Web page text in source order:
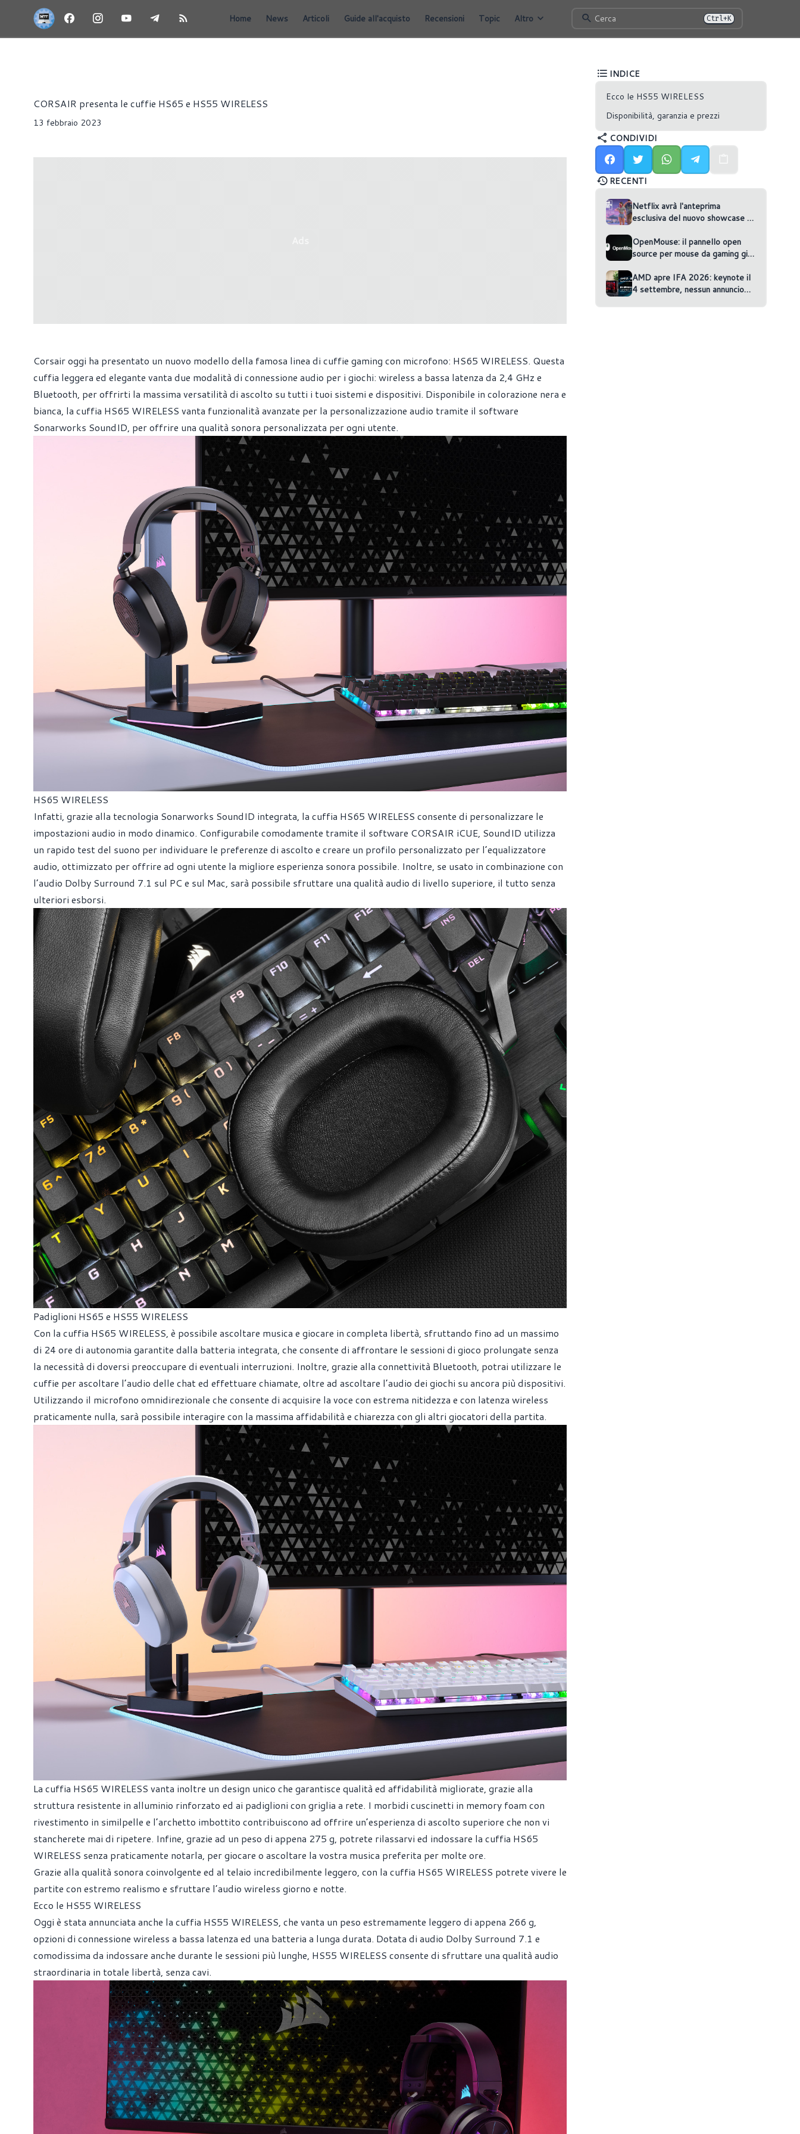
Home News Articoli Guide all'acquisto Recensioni Topic Altro Cerca Ctrl+K
CORSAIR presenta le cuffie HS65 e HS55 WIRELESS
13 febbraio 2023
Corsair oggi ha presentato un nuovo modello della famosa linea di cuffie gaming con microfono: HS65 WIRELESS. Questa
cuffia leggera ed elegante vanta due modalità di connessione audio per i giochi: wireless a bassa latenza da 2,4 GHz e
Bluetooth, per offrirti la massima versatilità di ascolto su tutti i tuoi sistemi e dispositivi. Disponibile in colorazione nera e
bianca, la cuffia HS65 WIRELESS vanta funzionalità avanzate per la personalizzazione audio tramite il software
Sonarworks SoundID, per offrire una qualità sonora personalizzata per ogni utente.
HS65 WIRELESS
Infatti, grazie alla tecnologia Sonarworks SoundID integrata, la cuffia HS65 WIRELESS consente di personalizzare le
impostazioni audio in modo dinamico. Configurabile comodamente tramite il software CORSAIR iCUE, SoundID utilizza
un rapido test del suono per individuare le preferenze di ascolto e creare un profilo personalizzato per l’equalizzatore
audio, ottimizzato per offrire ad ogni utente la migliore esperienza sonora possibile. Inoltre, se usato in combinazione con
l’audio Dolby Surround 7.1 sul PC e sul Mac, sarà possibile sfruttare una qualità audio di livello superiore, il tutto senza
ulteriori esborsi.
Padiglioni HS65 e HS55 WIRELESS
Con la cuffia HS65 WIRELESS, è possibile ascoltare musica e giocare in completa libertà, sfruttando fino ad un massimo
di 24 ore di autonomia garantite dalla batteria integrata, che consente di affrontare le sessioni di gioco prolungate senza
la necessità di doversi preoccupare di eventuali interruzioni. Inoltre, grazie alla connettività Bluetooth, potrai utilizzare le
cuffie per ascoltare l’audio delle chat ed effettuare chiamate, oltre ad ascoltare l’audio dei giochi su ancora più dispositivi.
Utilizzando il microfono omnidirezionale che consente di acquisire la voce con estrema nitidezza e con latenza wireless
praticamente nulla, sarà possibile interagire con la massima affidabilità e chiarezza con gli altri giocatori della partita.
La cuffia HS65 WIRELESS vanta inoltre un design unico che garantisce qualità ed affidabilità migliorate, grazie alla
struttura resistente in alluminio rinforzato ed ai padiglioni con griglia a rete. I morbidi cuscinetti in memory foam con
rivestimento in similpelle e l’archetto imbottito contribuiscono ad offrire un’esperienza di ascolto superiore che non vi
stancherete mai di ripetere. Infine, grazie ad un peso di appena 275 g, potrete rilassarvi ed indossare la cuffia HS65
WIRELESS senza praticamente notarla, per giocare o ascoltare la vostra musica preferita per molte ore.
Grazie alla qualità sonora coinvolgente ed al telaio incredibilmente leggero, con la cuffia HS65 WIRELESS potrete vivere le
partite con estremo realismo e sfruttare l’audio wireless giorno e notte.
Ecco le HS55 WIRELESS
Oggi è stata annunciata anche la cuffia HS55 WIRELESS, che vanta un peso estremamente leggero di appena 266 g,
opzioni di connessione wireless a bassa latenza ed una batteria a lunga durata. Dotata di audio Dolby Surround 7.1 e
comodissima da indossare anche durante le sessioni più lunghe, HS55 WIRELESS consente di sfruttare una qualità audio
straordinaria in totale libertà, senza cavi.
INDICE
Ecco le HS55 WIRELESS
Disponibilità, garanzia e prezzi
CONDIVIDI
RECENTI
Netflix avrà l'anteprima
esclusiva del nuovo showcase di
OpenMouse: il pannello open
source per mouse da gaming gira
AMD apre IFA 2026: keynote il
4 settembre, nessun annuncio